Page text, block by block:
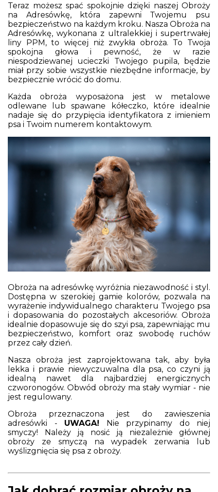
Teraz możesz spać spokojnie dzięki naszej Obroży
na Adresówkę, która zapewni Twojemu psu
bezpieczeństwo na każdym kroku. Nasza Obroża na
Adresówkę, wykonana z ultralekkiej i supertrwałej
liny PPM, to więcej niż zwykła obroża. To Twoja
spokojna głowa i pewność, że w razie
niespodziewanej ucieczki Twojego pupila, będzie
miał przy sobie wszystkie niezbędne informacje, by
bezpiecznie wrócić do domu.
Każda obroża wyposażona jest w metalowe
odlewane lub spawane kółeczko, które idealnie
nadaje się do przypięcia identyfikatora z imieniem
psa i Twoim numerem kontaktowym.
Obroża na adresówkę wyróżnia niezawodność i styl.
Dostępna w szerokiej gamie kolorów, pozwala na
wyrażenie indywidualnego charakteru Twojego psa
i dopasowania do pozostałych akcesoriów. Obroża
idealnie dopasowuje się do szyi psa, zapewniając mu
bezpieczeństwo, komfort oraz swobodę ruchów
przez cały dzień.
Nasza obroża jest zaprojektowana tak, aby była
lekka i prawie niewyczuwalna dla psa, co czyni ją
idealną nawet dla najbardziej energicznych
czworonogów. Obwód obroży ma stały wymiar - nie
jest regulowany.
Obroża przeznaczona jest do zawieszenia
adresówki - UWAGA! Nie przypinamy do niej
smyczy! Należy ją nosić ją niezależnie głównej
obroży ze smyczą na wypadek zerwania lub
wyślizgnięcia się psa z obroży.